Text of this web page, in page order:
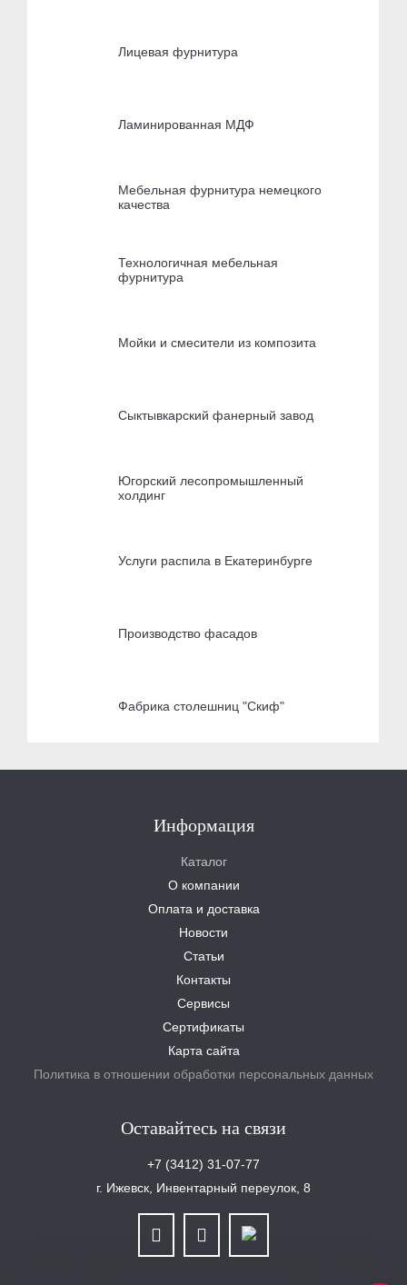
Лицевая фурнитура
Ламинированная МДФ
Мебельная фурнитура немецкого
качества
Технологичная мебельная
фурнитура
Мойки и смесители из композита
Сыктывкарский фанерный завод
Югорский лесопромышленный
холдинг
Услуги распила в Екатеринбурге
Производство фасадов
Фабрика столешниц "Скиф"
Информация
Каталог
О компании
Оплата и доставка
Новости
Статьи
Контакты
Сервисы
Сертификаты
Карта сайта
Политика в отношении обработки персональных данных
Оставайтесь на связи
+7 (3412) 31-07-77
г. Ижевск, Инвентарный переулок, 8